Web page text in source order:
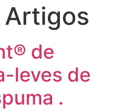
Artigos
de
leves de
.